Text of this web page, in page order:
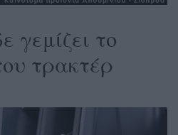
γεμίζει το
τρακτέρ